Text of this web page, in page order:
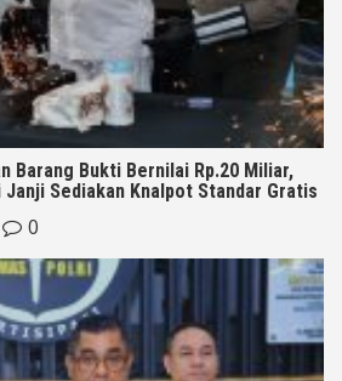
Barang Bukti Bernilai Rp.20 Miliar,
Janji Sediakan Knalpot Standar Gratis
0